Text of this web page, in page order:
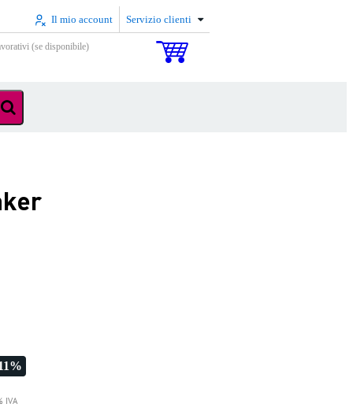
Il mio account Servizio clienti
(se disponibile)
IVA